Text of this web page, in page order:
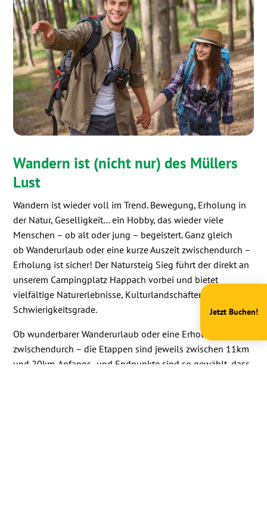
Wandern ist (nicht nur) des Müllers
Lust
Wandern ist wieder voll im Trend. Bewegung, Erholung in
der Natur, Geselligkeit… ein Hobby, das wieder viele
Menschen – ob alt oder jung – begeistert. Ganz gleich
ob Wanderurlaub oder eine kurze Auszeit zwischendurch –
Erholung ist sicher! Der Natursteig Sieg führt der direkt an
unserem Campingplatz Happach vorbei und bietet
vielfältige Naturerlebnisse, Kulturlandschaften und
Schwierigkeitsgrade.
Ob wunderbarer Wanderurlaub oder eine Erholungspause
zwischendurch – die Etappen sind jeweils zwischen 11km
und 20km. Anfangs- und Endpunkte sind so gewählt, dass
Jetzt Buchen!